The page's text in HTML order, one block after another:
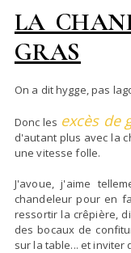
LA
GRAS
On a dit hygge, pas
Donc les excès de
d'autant plus avec la
une vitesse folle.
J'avoue, j'aime
chandeleur pour en
ressortir la crêpière,
des bocaux de
sur la table... et